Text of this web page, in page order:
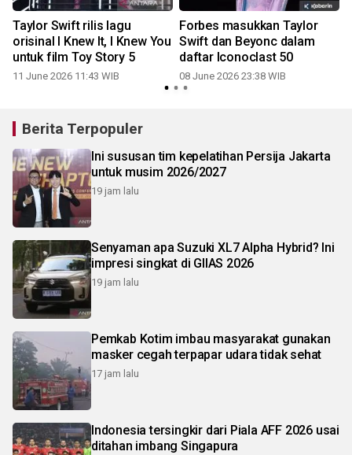
Taylor Swift rilis lagu
orisinal I Knew It, I Knew You
untuk film Toy Story 5
11 June 2026 11:43 WIB
Forbes masukkan Taylor
Swift dan Beyonc dalam
daftar Iconoclast 50
08 June 2026 23:38 WIB
Berita Terpopuler
Ini sususan tim kepelatihan Persija Jakarta
untuk musim 2026/2027
19 jam lalu
Senyaman apa Suzuki XL7 Alpha Hybrid? Ini
impresi singkat di GIIAS 2026
19 jam lalu
Pemkab Kotim imbau masyarakat gunakan
masker cegah terpapar udara tidak sehat
17 jam lalu
Indonesia tersingkir dari Piala AFF 2026 usai
ditahan imbang Singapura